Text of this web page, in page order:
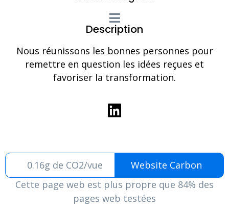
Description
Nous réunissons les bonnes personnes pour
remettre en question les idées reçues et
favoriser la transformation.
0.16g de CO2/vue
Website Carbon
Cette page web est plus propre que 84% des
pages web testées